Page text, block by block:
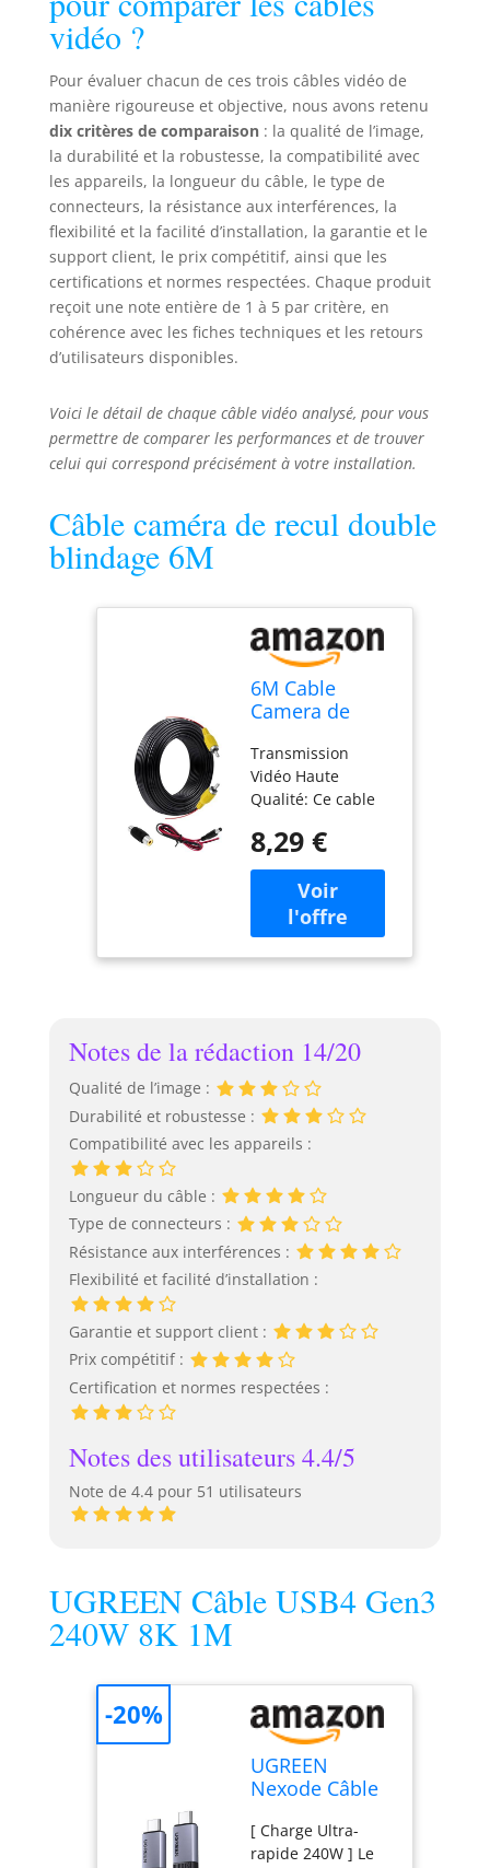
vidéo ?
Pour évaluer chacun de ces trois câbles vidéo de
manière rigoureuse et objective, nous avons retenu
dix critères de comparaison: la qualité de l’image,
la durabilité et la robustesse, la compatibilité avec
les appareils, la longueur du câble, le type de
connecteurs, la résistance aux interférences, la
flexibilité et la facilité d’installation, la garantie et le
support client, le prix compétitif, ainsi que les
certifications et normes respectées. Chaque produit
reçoit une note entière de 1 à 5 par critère, en
cohérence avec les fiches techniques et les retours
d’utilisateurs disponibles.
Voici le détail de chaque câble vidéo analysé, pour vous
permettre de comparer les performances et de trouver
celui qui correspond précisément à votre installation.
Câble caméra de recul double
blindage 6M
6M Cable
Camera de
Blindage
Amélioré pour
Connecter Un
Moniteur et
Caméra de
Recul, Vidéo
Cable Rallonge
Male Male avec
1 Adaptateur
RCA Femelle
Transmission
Vidéo Haute
Qualité: Ce cable
6m à double
blindage utilise un
noyau en cuivre
pur pour une
transmission
stable et de qualité
d'une feuille
d'aluminium
protège contre les
interférences,
offrant une
visualisation sans
distorsion et
jusqu’à une
distance de 100ft
Matériaux
Résistants: Le
caméra de recul
câble RCA est
enveloppé dans un
résistance accrue à
la chaleur, à la
extérieures, il reste
Facilité
D’Installation et
Connectivité: Grâce
au connecteur RCA
femelle et au câble
d’alimentation DC
8,29 €
Notes de la rédaction 14/20
Qualité de l’image :
Durabilité et robustesse :
Compatibilité avec les appareils :
Longueur du câble :
Type de connecteurs :
Résistance aux interférences :
Flexibilité et facilité d’installation :
Garantie et support client :
Prix compétitif :
Certification et normes respectées :
Notes des utilisateurs 4.4/5
Note de 4.4 pour 51 utilisateurs
UGREEN Câble USB4 Gen3
240W 8K 1M
UGREEN
Nexode Câble
Charge Rapide
Gen3 40Gbps
[ Charge Ultra-
rapide 240W ] Le
-20%